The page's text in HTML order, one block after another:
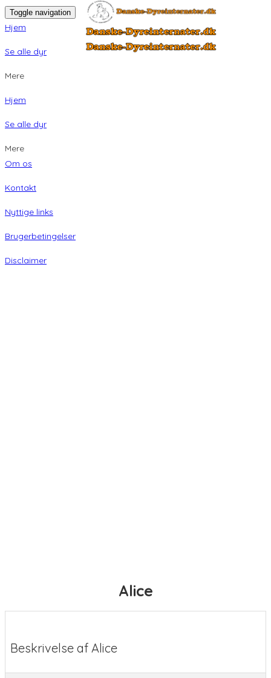
Toggle navigation
Hjem
Se alle dyr
Mere
Hjem
Se alle dyr
Mere
Om os
Kontakt
Nyttige links
Brugerbetingelser
Disclaimer
Alice
Beskrivelse af Alice